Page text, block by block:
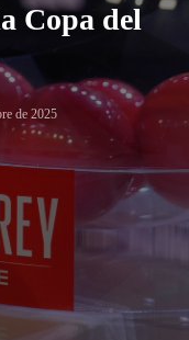
Copa del
de 2025